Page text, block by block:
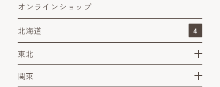
オンラインショップ
北海道 4
東北
関東